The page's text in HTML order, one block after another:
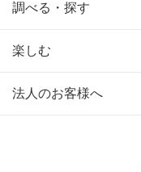
調べる・探す
楽しむ
法人のお客様へ